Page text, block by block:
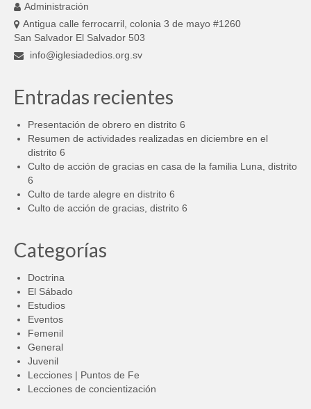
Administración
Antigua calle ferrocarril, colonia 3 de mayo #1260
San Salvador El Salvador 503
info@iglesiadedios.org.sv
Entradas recientes
Presentación de obrero en distrito 6
Resumen de actividades realizadas en diciembre en el
distrito 6
Culto de acción de gracias en casa de la familia Luna, distrito
6
Culto de tarde alegre en distrito 6
Culto de acción de gracias, distrito 6
Categorías
Doctrina
El Sábado
Estudios
Eventos
Femenil
General
Juvenil
Lecciones | Puntos de Fe
Lecciones de concientización